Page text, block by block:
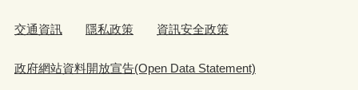
交通資訊 隱私政策 資訊安全政策
政府網站資料開放宣告(Open Data Statement)